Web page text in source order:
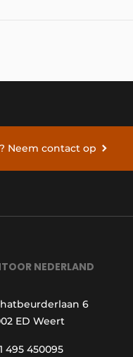
Neem contact op
NEDERLAND
6
ED Weert
495 450095